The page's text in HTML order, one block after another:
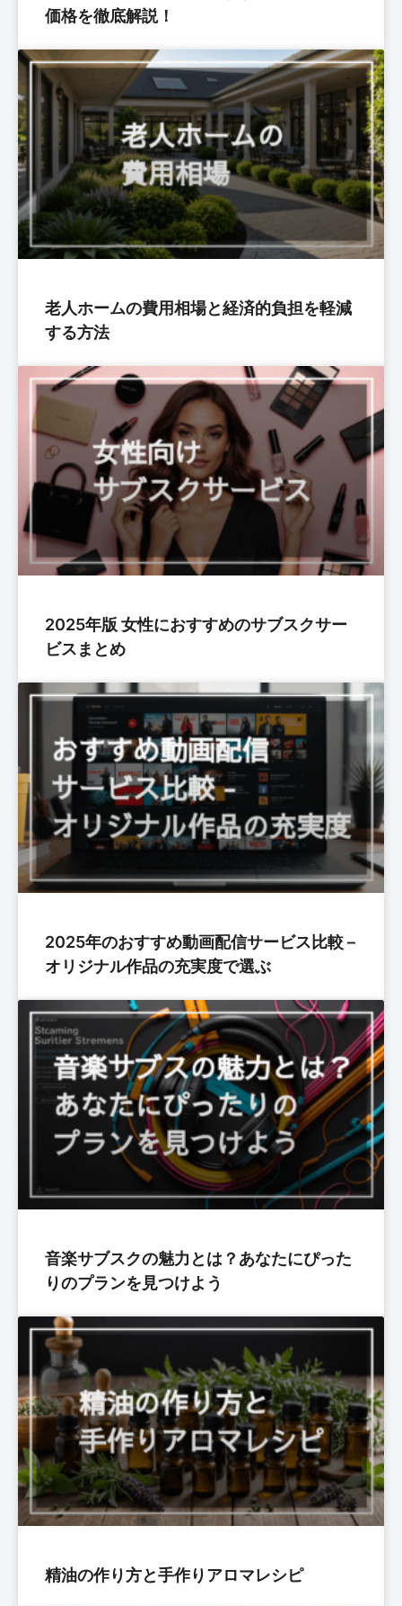
価格を徹底解説！
老人ホームの費用相場と経済的負担を軽減
する方法
2025年版 女性におすすめのサブスクサー
ビスまとめ
2025年のおすすめ動画配信サービス比較 –
オリジナル作品の充実度で選ぶ
音楽サブスクの魅力とは？あなたにぴった
りのプランを見つけよう
精油の作り方と手作りアロマレシピ